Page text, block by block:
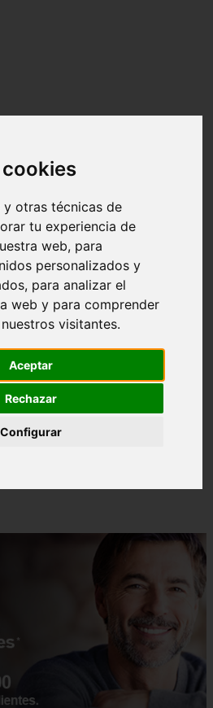
y otras técnicas de
tu experiencia de
web, para
personalizados y
para analizar el
web y para comprender
visitantes.
Aceptar
Rechazar
Configurar
A Prazo A 3 Meses Do Banco
3 Meses Do Banco